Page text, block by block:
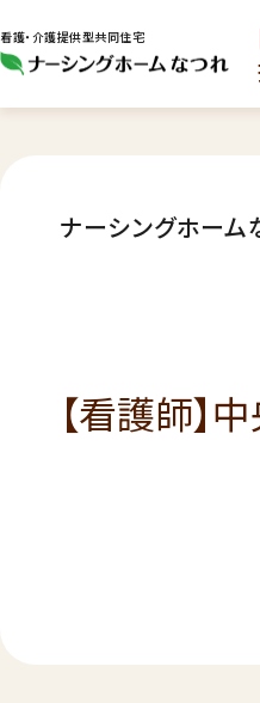
看護・介護提供型共同住宅
ナーシングホー
【看護師】